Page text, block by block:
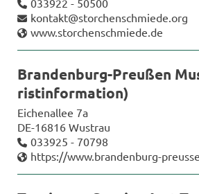
033922 - 50500
kon­takt@stor­chen­schmie­de.org
www.stor­chen­schmie­de.de
Brandenburg-​Preußen
rist­infor­ma­ti­on)
Ei­chen­al­lee 7a
DE-​16816 Wus­trau
033925 - 70798
https://www.brandenburg-​